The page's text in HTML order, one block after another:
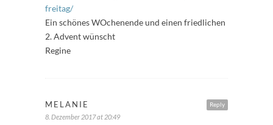
freitag/
Ein schönes WOchenende und einen friedlichen
2. Advent wünscht
Regine
Reply
MELANIE
8. Dezember 2017 at 20:49